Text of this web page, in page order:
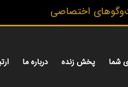
اختصاصی
شما پخش زنده درباره ما